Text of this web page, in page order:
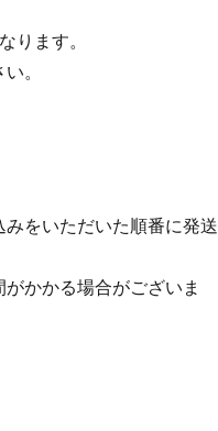
ります。
。
をいただいた順番に発送
かかる場合がございま